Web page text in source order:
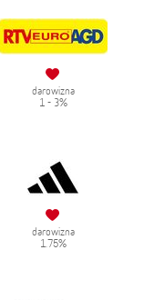
darowizna
1 - 3%
darowizna
1.75%